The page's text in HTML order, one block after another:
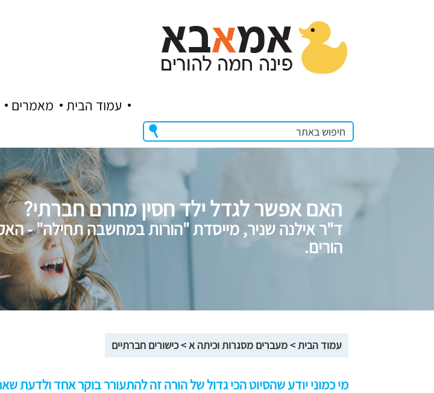
מאמרים עמוד הבית
האם אפשר לגדל ילד חסין מחרם חברתי?
ד"ר אילנה שניר, מייסדת "הורות במחשבה תחילה" -
הורים.
עמוד הבית>מעברים מסגרות וכיתה א>כישורים חברתיים
מי כמוני יודע שהסיוט הכי גדול של הורה זה להתעורר בוקר אחד ולדעת